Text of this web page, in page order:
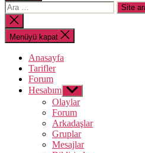
Arama
yap:
Aramayı
kapat
Menüyü kapat
Anasayfa
Tarifler
Forum
Hesabım Alt
menüyü
göster
Olaylar
Forum
Arkadaşlar
Gruplar
Mesajlar